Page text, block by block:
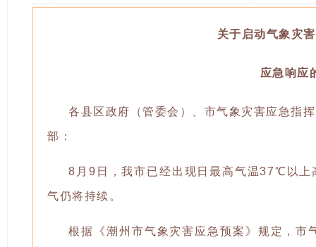
关于启动气象灾
应急响应
各县区政府（管委会）、市气象灾害应急指
部：
8月9日，我市已经出现日最高气温37℃以上
气仍将持续。
根据《潮州市气象灾害应急预案》规定，